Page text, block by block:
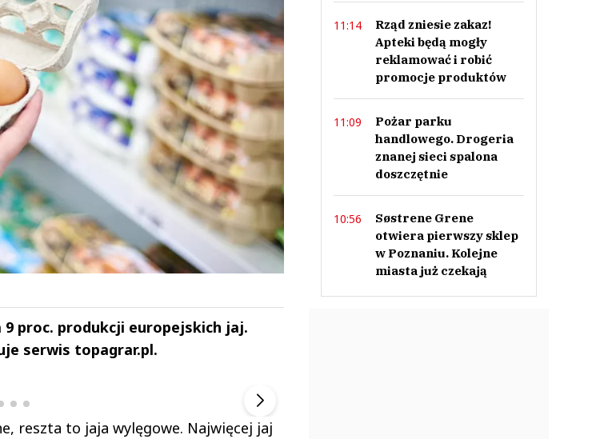
9 proc. produkcji europejskich jaj.
serwis topagrar.pl.
reszta to jaja wylęgowe. Najwięcej jaj
11:14
Rząd zniesie zakaz!
Apteki będą mogły
reklamować i robić
promocje produktów
11:09
Pożar parku
handlowego. Drogeria
znanej sieci spalona
doszczętnie
10:56
Søstrene Grene
otwiera pierwszy sklep
w Poznaniu. Kolejne
miasta już czekają